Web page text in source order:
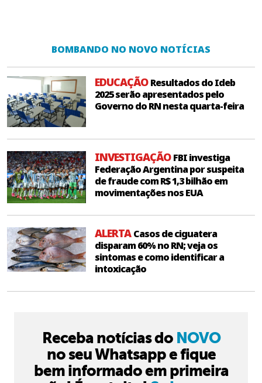
BOMBANDO NO NOVO NOTÍCIAS
EDUCAÇÃOResultados do Ideb
2025 serão apresentados pelo
Governo do RN nesta quarta-feira
INVESTIGAÇÃOFBI investiga
Federação Argentina por suspeita
de fraude com R$ 1,3 bilhão em
movimentações nos EUA
ALERTACasos de ciguatera
disparam 60% no RN; veja os
sintomas e como identificar a
intoxicação
Receba notícias do NOVO
no seu Whatsapp e fique
bem informado em primeira